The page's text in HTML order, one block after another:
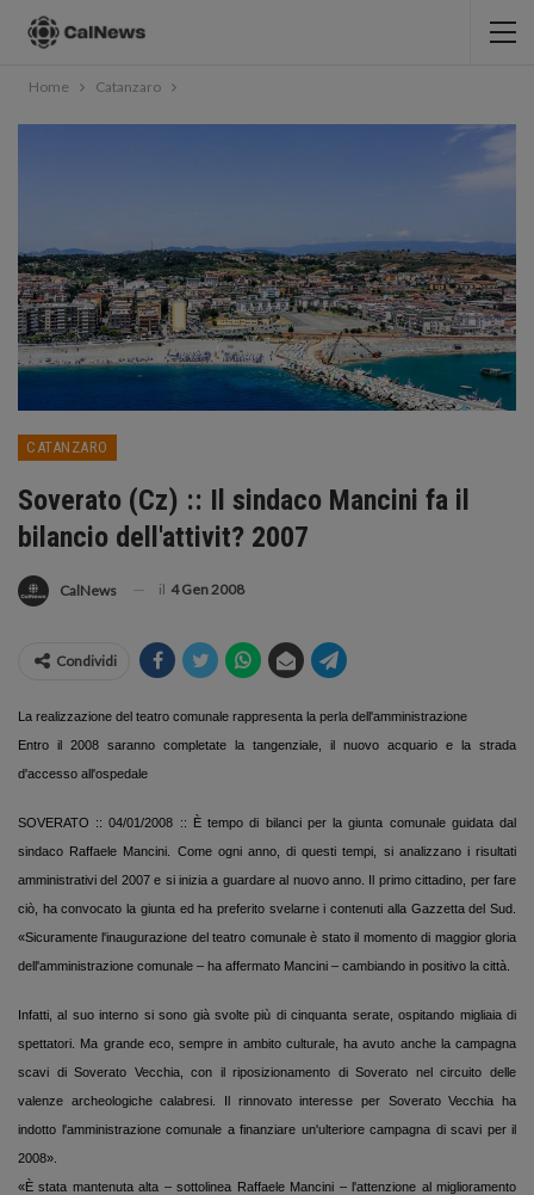
Home Catanzaro
CATANZARO
Soverato (Cz) :: Il sindaco Mancini fa il
bilancio dell'attivit? 2007
CalNews il 4 Gen 2008
Condividi
La realizzazione del teatro comunale rappresenta la perla dell'amministrazione
Entro il 2008 saranno completate la tangenziale, il nuovo acquario e la strada
d'accesso all'ospedale
SOVERATO :: 04/01/2008 :: È tempo di bilanci per la giunta comunale guidata dal
sindaco Raffaele Mancini. Come ogni anno, di questi tempi, si analizzano i risultati
amministrativi del 2007 e si inizia a guardare al nuovo anno. Il primo cittadino, per fare
ciò, ha convocato la giunta ed ha preferito svelarne i contenuti alla Gazzetta del Sud.
«Sicuramente l'inaugurazione del teatro comunale è stato il momento di maggior gloria
dell'amministrazione comunale – ha affermato Mancini – cambiando in positivo la città.
Infatti, al suo interno si sono già svolte più di cinquanta serate, ospitando migliaia di
spettatori. Ma grande eco, sempre in ambito culturale, ha avuto anche la campagna
scavi di Soverato Vecchia, con il riposizionamento di Soverato nel circuito delle
valenze archeologiche calabresi. Il rinnovato interesse per Soverato Vecchia ha
indotto l'amministrazione comunale a finanziare un'ulteriore campagna di scavi per il
2008».
«È stata mantenuta alta – sottolinea Raffaele Mancini – l'attenzione al miglioramento